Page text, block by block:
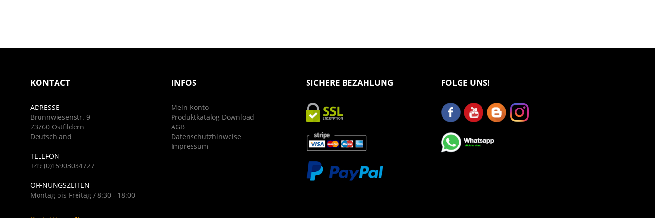
KONTACT
ADRESSE
Brunnwiesenstr. 9
73760 Ostfildern
Deutschland
TELEFON
+49 (0)15903034727
ÖFFNUNGSZEITEN
Montag bis Freitag / 8:30 - 18:00
INFOS
Mein Konto
Produktkatalog Download
AGB
Datenschutzhinweise
Impressum
SICHERE BEZAHLUNG FOLGE UNS!